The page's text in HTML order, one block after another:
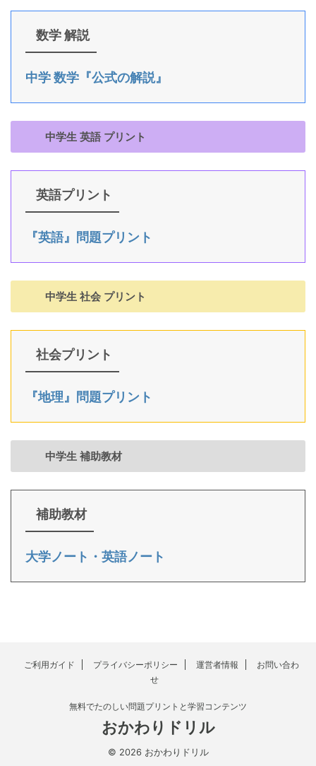
数学 解説
中学 数学『公式の解説』
中学生 英語 プリント
英語プリント
『英語』問題プリント
中学生 社会 プリント
社会プリント
『地理』問題プリント
中学生 補助教材
補助教材
大学ノート・英語ノート
ご利用ガイド プライバシーポリシー 運営者情報
お問い合わ
せ
無料でたのしい問題プリントと学習コンテンツ
おかわりドリル
© 2026 おかわりドリル